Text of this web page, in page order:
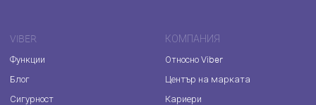
VIBER
Функции
Блог
Сигурност
КОМПАНИЯ
Относно Viber
Център на марката
Кариери